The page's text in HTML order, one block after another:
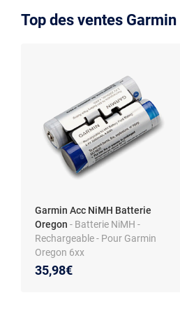
Top des ventes Garmin
Garmin Acc NiMH Batterie
Oregon - Batterie NiMH -
Rechargeable - Pour Garmin
Oregon 6xx
35,98€